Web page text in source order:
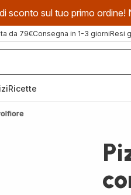
sconto sul tuo primo
da 79€Consegna in 1-3 giorniResi
Ricette